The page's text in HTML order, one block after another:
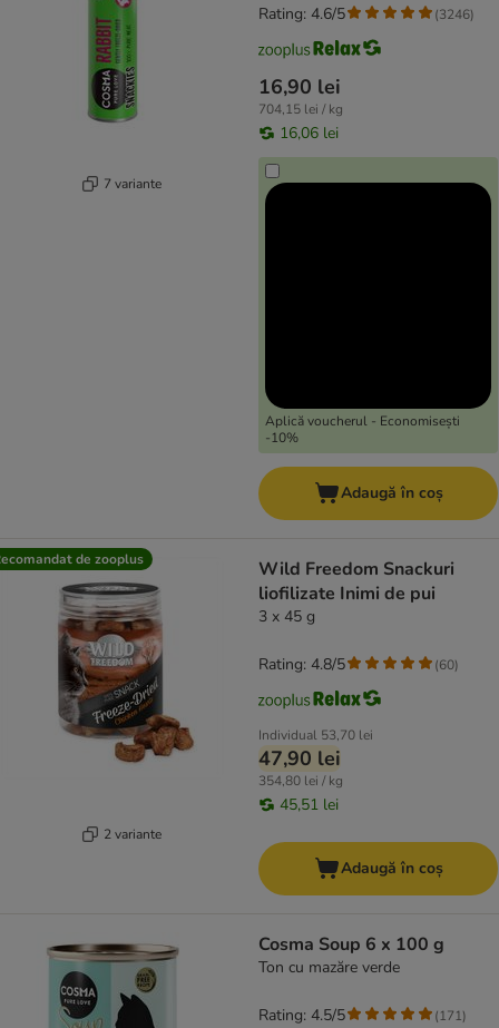
7 variante
16,90 lei
704,15 lei / kg
16,06 lei
Aplică voucherul - Economisești
-10%
Rating: 4.6/5 (3246)
Adaugă în coș
de zooplus
2 variante
Wild Freedom Snackuri
liofilizate Inimi de pui
3 x 45 g
Individual 53,70 lei
47,90 lei
354,80 lei / kg
45,51 lei
Rating: 4.8/5 (60)
Adaugă în coș
Cosma Soup 6 x 100 g
Ton cu mazăre verde
Rating: 4.5/5 (171)